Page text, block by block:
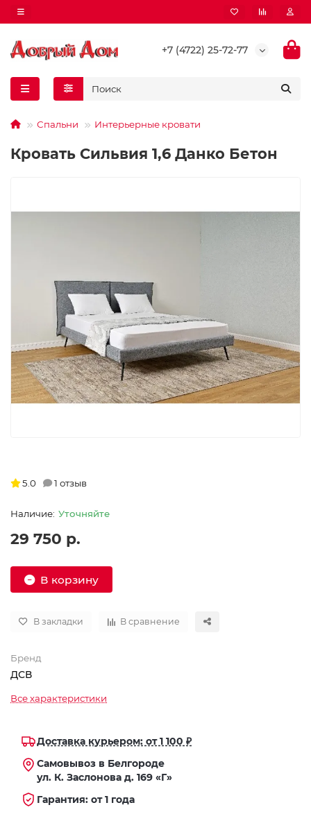
+7 (4722) 25-72-77
Спальни Интерьерные кровати
Кровать Сильвия 1,6 Данко Бетон
Уточняйте
29 750 р.
В корзину
В закладки В сравнение
5.0 1 отзыв
Бренд
ДСВ
Все характеристики
Доставка курьером: от 1 100 ₽
Самовывоз в Белгороде
ул. К. Заслонова д. 169 «Г»
Гарантия: от 1 года